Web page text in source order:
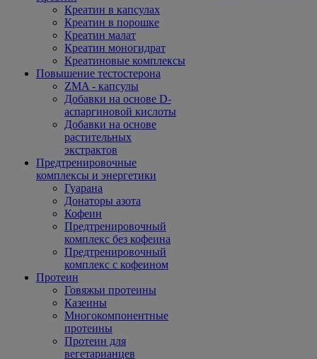
Креатин в капсулах
Креатин в порошке
Креатин малат
Креатин моногидрат
Креатиновые комплексы
Повышение тестостерона
ZMA - капсулы
Добавки на основе D-
аспаргиновой кислоты
Добавки на основе
растительных
экстрактов
Предтренировочные
комплексы и энергетики
Гуарана
Донаторы азота
Кофеин
Предтренировочный
комплекс без кофеина
Предтренировочный
комплекс с кофеином
Протеин
Говяжьи протеины
Казеины
Многокомпонентные
протеины
Протеин для
вегетарианцев